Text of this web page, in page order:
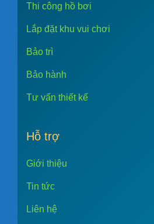
Thi công hồ bơi
Lắp đặt khu vui chơi
Bảo trì
Bảo hành
Tư vấn thiết kế
Hỗ trợ
Giới thiệu
Tin tức
Liên hệ